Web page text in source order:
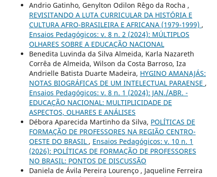
Andrio Gatinho, Genylton Odilon Rêgo da Rocha ,
REVISITANDO A LUTA CURRICULAR DA HISTÓRIA E
CULTURA AFRO-BRASILEIRA E AFRICANA (1979-1999) ,
Ensaios Pedagógicos: v. 8 n. 2 (2024): MÚLTIPLOS
OLHARES SOBRE A EDUCAÇÃO NACIONAL
Benedita Luvinda da Silva Almeida, Karla Nazareth
Corrêa de Almeida, Wilson da Costa Barroso, Iza
Andrielle Batista Duarte Madeira, HYGINO AMANAJÁS:
NOTAS BIOGRÁFICAS DE UM INTELECTUAL PARAENSE ,
Ensaios Pedagógicos: v. 8 n. 1 (2024): JAN./ABR. -
EDUCAÇÃO NACIONAL: MULTIPLICIDADE DE
ASPECTOS, OLHARES E ANÁLISES
Débora Aparecida Martinho da Silva, POLÍTICAS DE
FORMAÇÃO DE PROFESSORES NA REGIÃO CENTRO-
OESTE DO BRASIL , Ensaios Pedagógicos: v. 10 n. 1
(2026): POLÍTICAS DE FORMAÇÃO DE PROFESSORES
NO BRASIL: PONTOS DE DISCUSSÃO
Daniela de Ávila Pereira Lourenço , Jaqueline Ferreira